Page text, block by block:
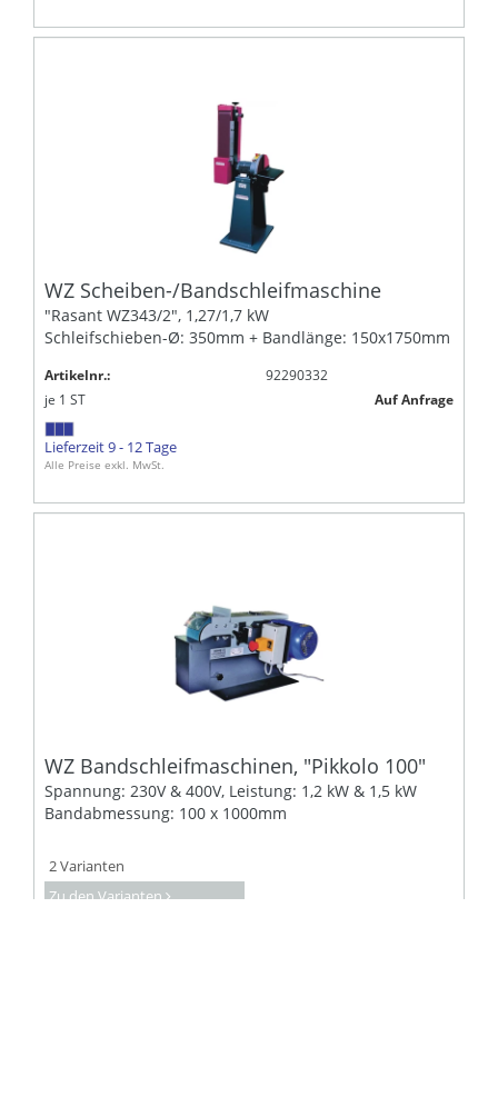
WZ Scheiben-/Bandschleifmaschine
"Rasant WZ343/2", 1,27/1,7 kW
Schleifschieben-Ø: 350mm + Bandlänge: 150x1750mm
Artikelnr.:
92290332
je 1 ST Auf Anfrage
Lieferzeit 9 - 12 Tage
Alle Preise exkl. MwSt.
WZ Bandschleifmaschinen, "Pikkolo 100"
Spannung: 230V & 400V, Leistung: 1,2 kW & 1,5 kW
Bandabmessung: 100 x 1000mm
2 Varianten
Zu den Varianten